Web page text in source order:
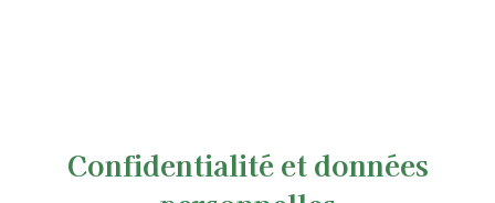
Confidentialité et données